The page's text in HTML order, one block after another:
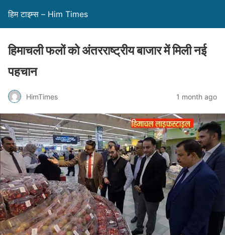
हिम टाइम्स – Him Times
हिमाचली फलों को अंतरराष्ट्रीय बाजार में मिली नई
पहचान
HimTimes 1 month ago